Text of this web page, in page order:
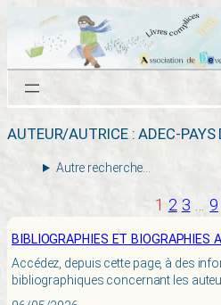
contenu
AUTEUR/AUTRICE :ADEC-PAYS
Autre recherche…
1 2 3 … 9
BIBLIOGRAPHIES ET BIOGRAPHIES
Accédez, depuis cette page, à des
bibliographiques concernant les